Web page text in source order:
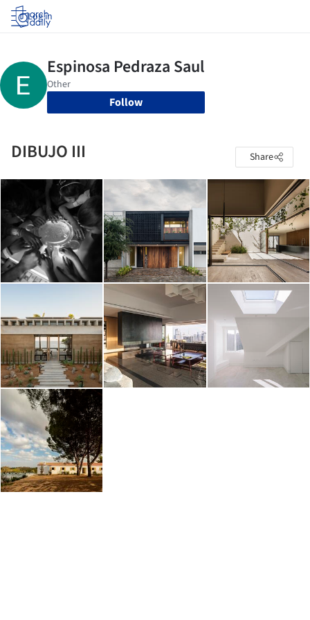
Log in
Follow
DIBUJO III Share